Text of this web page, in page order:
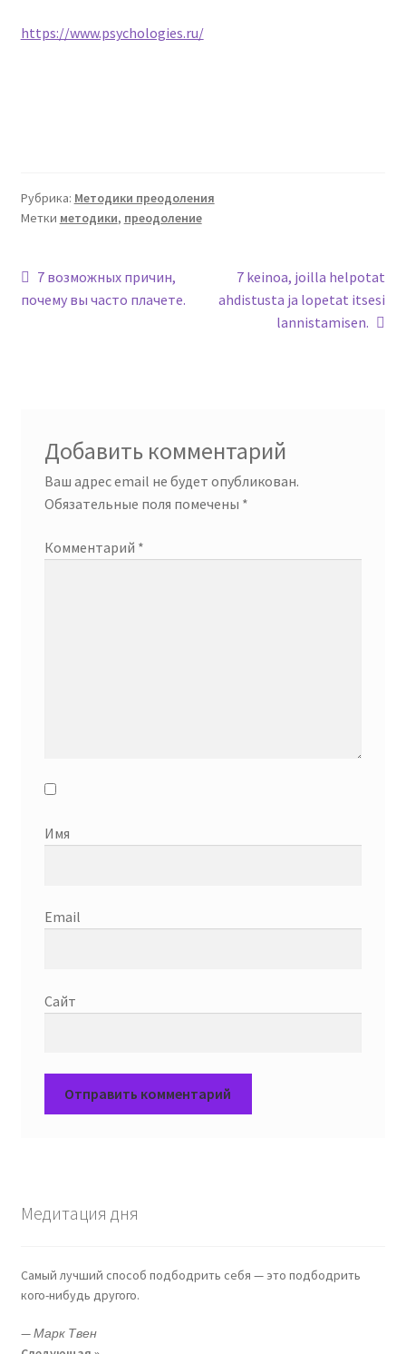
https://www.psychologies.ru/
Рубрика: Методики преодоления
Метки методики, преодоление
Навигация
по
Предыдущая
запись:
7 возможных причин,
почему вы часто плачете.
Следующая
запись:
7 keinoa, joilla helpotat
ahdistusta ja lopetat itsesi
lannistamisen.
Добавить комментарий
Ваш адрес email не будет опубликован.
Обязательные поля помечены *
Комментарий *
Имя
Email
Сайт
Медитация дня
Самый лучший способ подбодрить себя — это подбодрить
кого-нибудь другого.
—Марк Твен